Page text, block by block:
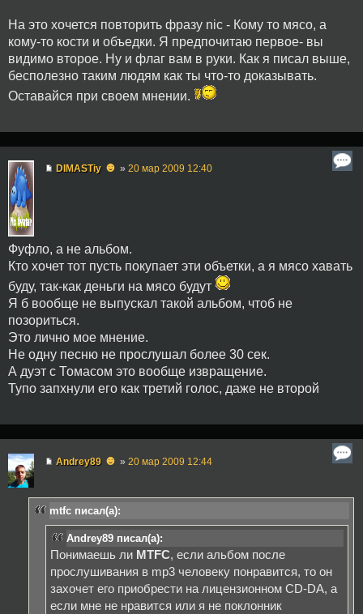
На это хочется повторить фразу nic - Кому то мясо, а
кому-то кости и объедки. Я предпочитаю первое- вы
видимо второе. Ну и флаг вам в руки. Как я писал выше,
бесполезно таким людям как ты что-то доказывать.
Оставайся при своем мнении.
DIMASTiy ☻ » 20 мар 2009 12:40
Фуфло, а не альбом.
Кто хочет тот пусть покупает эти объетки, а я мясо хавать
буду, так-как деньги на мясо будут
Я б вообще не выпускал такой альбом, чтоб не
позориться.
Это лично мое мнение.
Не одну песню не прослушал более 30 сек.
А дуэт с Томасом это вообще извращение.
Тупо запхнули его как третий голос, даже не второй
Andrey89 ☻ » 20 мар 2009 12:44
mtfc писал(а):
Andrey89 писал(а):
Понимаешь ли MTFC, если альбом после
прослушивания в mp3 человеку понравится, то он
захочет его приобрести на лицензионном CD-DA, а
если мне не нравится или я не поклонник